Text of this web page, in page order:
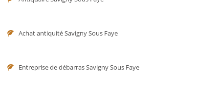
Achat antiquité Savigny Sous Faye
Entreprise de débarras Savigny Sous Faye